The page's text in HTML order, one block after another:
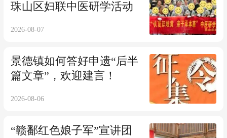
珠山区妇联中医研学活动
2026-08-07
景德镇如何答好申遗“后半
篇文章”，欢迎建言！
2026-08-06
“赣鄱红色娘子军”宣讲团